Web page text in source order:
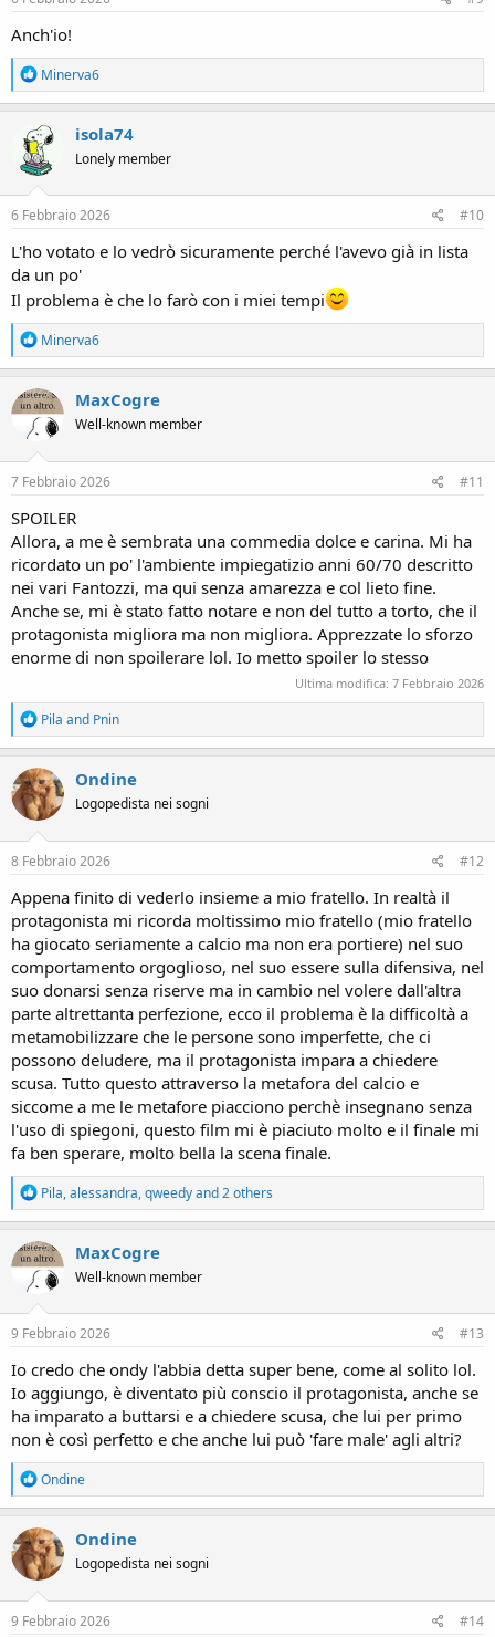
Anch'io!
R
e
a
c
t
i
o
n
s
Minerva6
isola74
Lonely member
6 Febbraio 2026 #10
L'ho votato e lo vedrò sicuramente perché l'avevo già in lista
da un po'
Il problema è che lo farò con i miei tempi
R
e
a
c
t
n
s
Minerva6
MaxCogre
Well-known member
7 Febbraio 2026 #11
SPOILER
Allora, a me è sembrata una commedia dolce e carina. Mi ha
ricordato un po' l'ambiente impiegatizio anni 60/70 descritto
nei vari Fantozzi, ma qui senza amarezza e col lieto fine.
Anche se, mi è stato fatto notare e non del tutto a torto, che il
protagonista migliora ma non migliora. Apprezzate lo sforzo
enorme di non spoilerare lol. Io metto spoiler lo stesso
Ultima modifica: 7 Febbraio 2026
R
e
a
c
t
i
o
n
s
Pila and Pnin
Ondine
Logopedista nei sogni
8 Febbraio 2026 #12
Appena finito di vederlo insieme a mio fratello. In realtà il
protagonista mi ricorda moltissimo mio fratello (mio fratello
ha giocato seriamente a calcio ma non era portiere) nel suo
comportamento orgoglioso, nel suo essere sulla difensiva, nel
suo donarsi senza riserve ma in cambio nel volere dall'altra
parte altrettanta perfezione, ecco il problema è la difficoltà a
metamobilizzare che le persone sono imperfette, che ci
possono deludere, ma il protagonista impara a chiedere
scusa. Tutto questo attraverso la metafora del calcio e
siccome a me le metafore piacciono perchè insegnano senza
l'uso di spiegoni, questo film mi è piaciuto molto e il finale mi
fa ben sperare, molto bella la scena finale.
R
e
a
c
t
n
s
Pila,alessandra,qweedyand 2 others
MaxCogre
Well-known member
9 Febbraio 2026 #13
Io credo che ondy l'abbia detta super bene, come al solito lol.
Io aggiungo, è diventato più conscio il protagonista, anche se
ha imparato a buttarsi e a chiedere scusa, che lui per primo
non è così perfetto e che anche lui può 'fare male' agli altri?
R
e
a
c
t
i
o
n
s
Ondine
Ondine
Logopedista nei sogni
9 Febbraio 2026 #14